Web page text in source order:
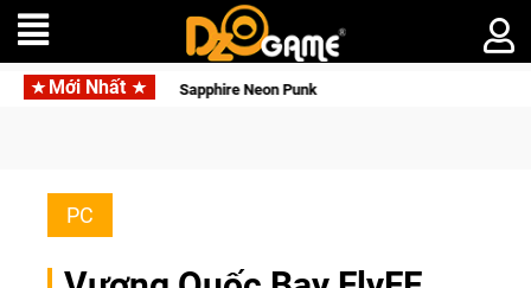
Mới Nhất
Hoàng Gia Sapphire Neon Punk
PC